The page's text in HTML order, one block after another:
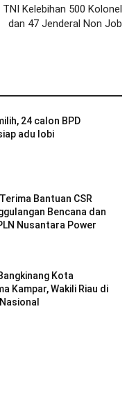
TNI Kelebihan 500 Kolonel
dan 47 Jenderal Non Job
24 calon BPD
adu lobi
Bantuan CSR
Bencana dan
Nusantara Power
Kota
Kampar, Wakili Riau di